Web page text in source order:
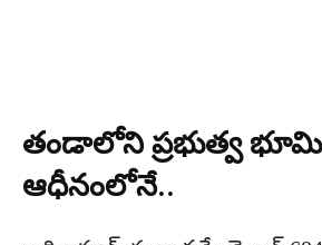
తండాలోని ప్రభుత్వ
ఆధీనంలోనే..